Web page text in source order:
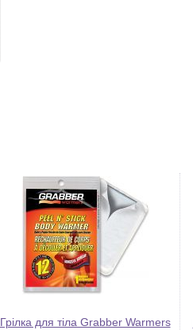
Грілка для тіла Grabber Warmers